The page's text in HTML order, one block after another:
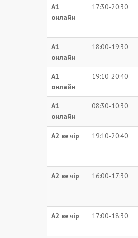
А1
онлайн
17:30-20:30
А1
онлайн
18:00-19:30
А1
онлайн
19:10-20:40
А1
онлайн
08:30-10:30
А2 вечір 19:10-20:40
А2 вечір 16:00-17:30
А2 вечір 17:00-18:30